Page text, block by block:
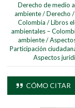
Derecho de medio
ambiente / Derecho /
Colombia /Libros
ambientales –
ambiente/
Participación
Aspectos
CÓMO CITAR